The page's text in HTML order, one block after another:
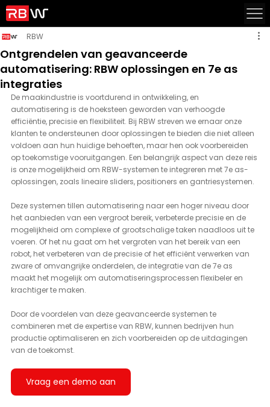
Ontgrendelen van geavanceerde
automatisering: RBW oplossingen en 7e as
integraties
RBW
De maakindustrie is voortdurend in ontwikkeling, en
automatisering is de hoeksteen geworden van verhoogde
efficiëntie, precisie en flexibiliteit. Bij RBW streven we ernaar onze
klanten te ondersteunen door oplossingen te bieden die niet alleen
voldoen aan hun huidige behoeften, maar hen ook voorbereiden
op toekomstige vooruitgangen. Een belangrijk aspect van deze reis
is onze mogelijkheid om RBW-systemen te integreren met 7e as-
oplossingen, zoals lineaire sliders, positioners en gantriesystemen.
Deze systemen tillen automatisering naar een hoger niveau door
het aanbieden van een vergroot bereik, verbeterde precisie en de
mogelijkheid om complexe of grootschalige taken naadloos uit te
voeren. Of het nu gaat om het vergroten van het bereik van een
robot, het verbeteren van de precisie of het efficiënt verwerken van
zware of omvangrijke onderdelen, de integratie van de 7e as
maakt het mogelijk om automatiseringsprocessen flexibeler en
krachtiger te maken.
Door de voordelen van deze geavanceerde systemen te
combineren met de expertise van RBW, kunnen bedrijven hun
productie optimaliseren en zich voorbereiden op de uitdagingen
van de toekomst.
Vraag een demo aan